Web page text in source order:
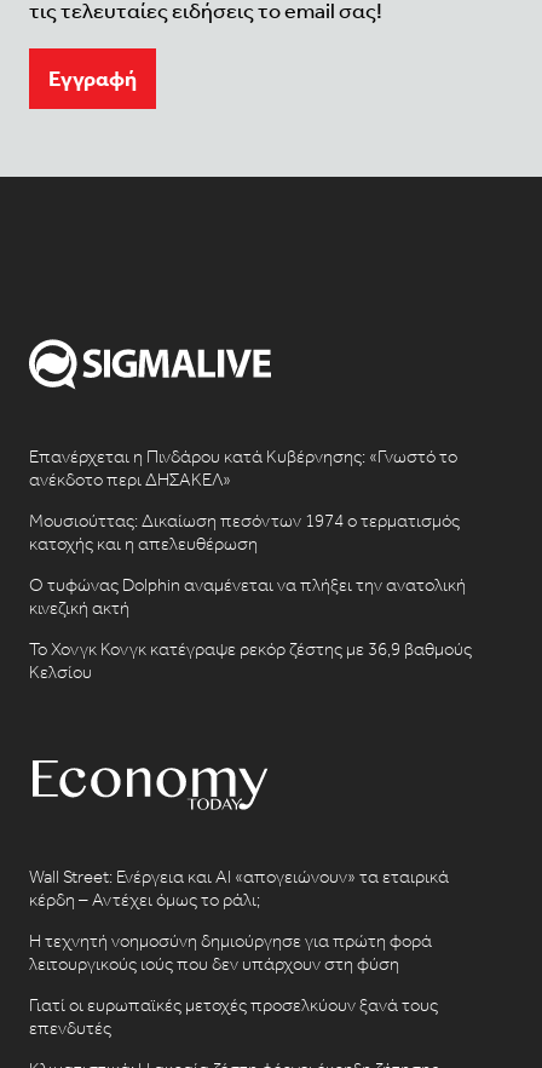
τις τελευταίες ειδήσεις το email σας!
Eγγραφή
Επανέρχεται η Πινδάρου κατά Κυβέρνησης: «Γνωστό το
ανέκδοτο περι ΔΗΣΑΚΕΛ»
Μουσιούττας: Δικαίωση πεσόντων 1974 ο τερματισμός
κατοχής και η απελευθέρωση
Ο τυφώνας Dolphin αναμένεται να πλήξει την ανατολική
κινεζική ακτή
Το Χονγκ Κονγκ κατέγραψε ρεκόρ ζέστης με 36,9 βαθμούς
Κελσίου
Wall Street: Ενέργεια και AI «απογειώνουν» τα εταιρικά
κέρδη – Αντέχει όμως το ράλι;
Η τεχνητή νοημοσύνη δημιούργησε για πρώτη φορά
λειτουργικούς ιούς που δεν υπάρχουν στη φύση
Γιατί οι ευρωπαϊκές μετοχές προσελκύουν ξανά τους
επενδυτές